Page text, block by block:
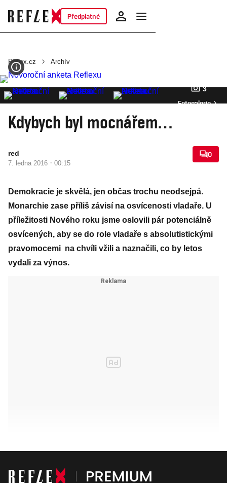
Předplatné
Reflex.cz Archív
3
Fotogalerie
Kdybych byl mocnářem…
red
7. ledna 2016 · 00:15
0
Demokracie je skvělá, jen občas trochu neodsejpá.
Monarchie zase příliš závisí na osvícenosti vladaře. U
příležitosti Nového roku jsme oslovili pár potenciálně
osvícených, aby se do role vladaře s absolutistickými
pravomocemi na chvíli vžili a naznačili, co by letos
vydali za výnos.